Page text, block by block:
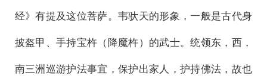
经》有提及这位菩萨。韦驮天的形象，一般是古代身
披盔甲、手持宝杵（降魔杵）的武士。统领东，西，
南三洲巡游护法事宜，保护出家人，护持佛法，故也